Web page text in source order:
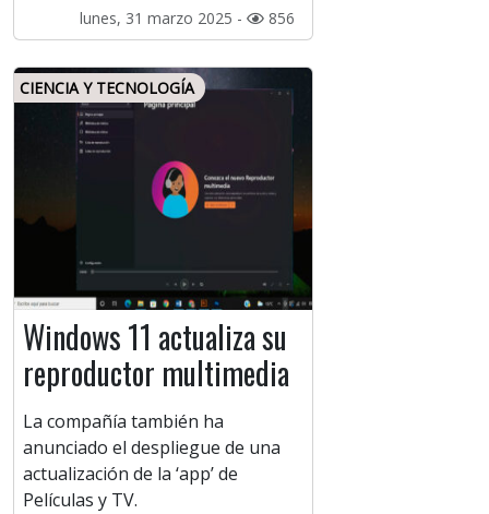
lunes, 31 marzo 2025 - 856
CIENCIA Y TECNOLOGÍA
Windows 11 actualiza su
reproductor multimedia
La compañía también ha
anunciado el despliegue de una
actualización de la ‘app’ de
Películas y TV.